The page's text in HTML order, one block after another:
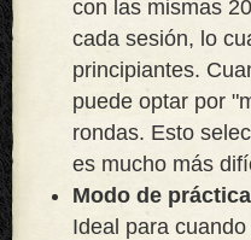
con las mismas
cada sesión, lo
principiantes.
puede optar por
rondas. Esto
es mucho más
Modo de práctica
Ideal para